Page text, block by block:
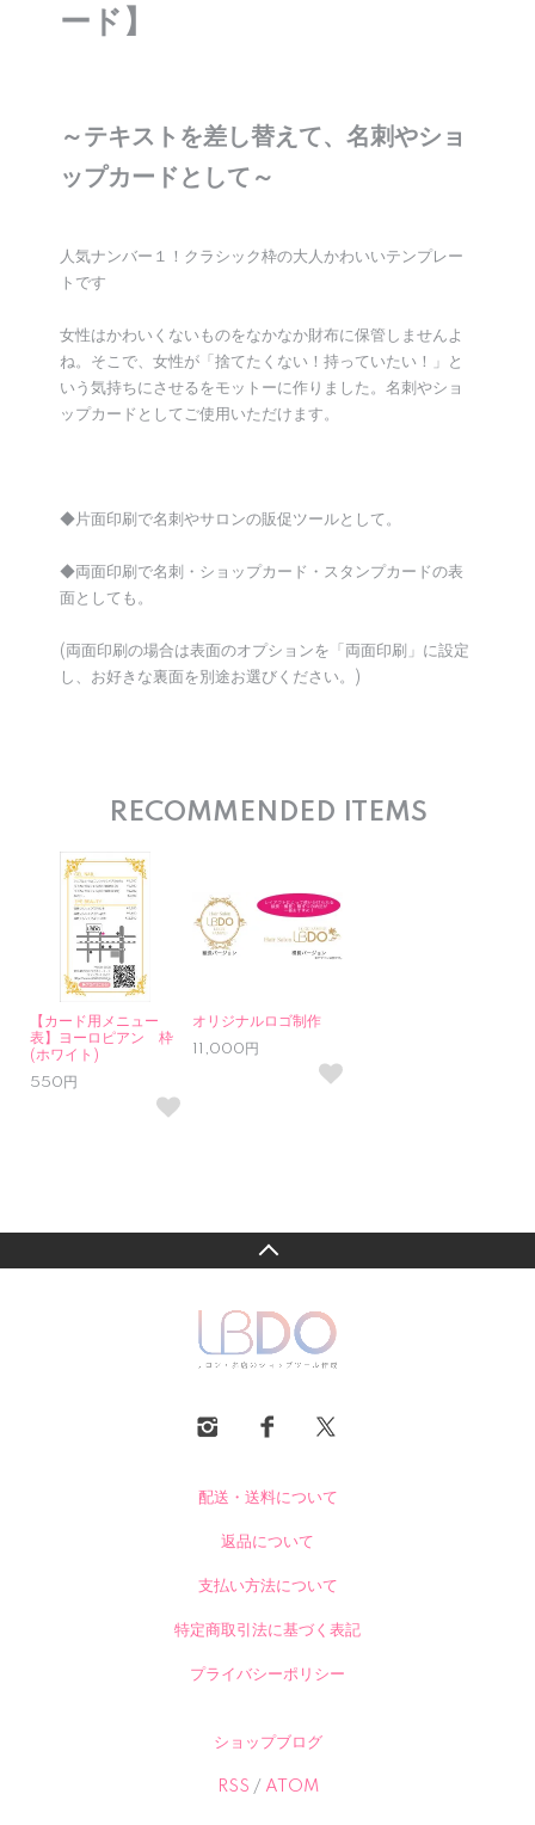
ード】
～テキストを差し替えて、名刺やショ
ップカードとして～
人気ナンバー１！クラシック枠の大人かわいいテンプレー
トです
女性はかわいくないものをなかなか財布に保管しませんよ
ね。そこで、女性が「捨てたくない！持っていたい！」と
いう気持ちにさせるをモットーに作りました。名刺やショ
ップカードとしてご使用いただけます。
◆片面印刷で名刺やサロンの販促ツールとして。
◆両面印刷で名刺・ショップカード・スタンプカードの表
面としても。
(両面印刷の場合は表面のオプションを「両面印刷」に設定
し、お好きな裏面を別途お選びください。)
RECOMMENDED ITEMS
【カード用メニュー
表】ヨーロピアン 枠
(ホワイト)
550円
オリジナルロゴ制作
11,000円
配送・送料について
返品について
支払い方法について
特定商取引法に基づく表記
プライバシーポリシー
ショップブログ
RSS / ATOM